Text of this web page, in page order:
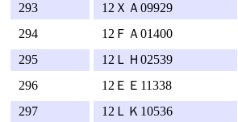
293
12ＸＡ09929
294
12ＦＡ01400
295
12ＬＨ02539
296
12ＥＥ11338
297
12ＬＫ10536